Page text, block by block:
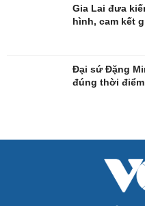
Gia Lai đưa
hình, cam kết
Đại sứ Đặng
đúng thời